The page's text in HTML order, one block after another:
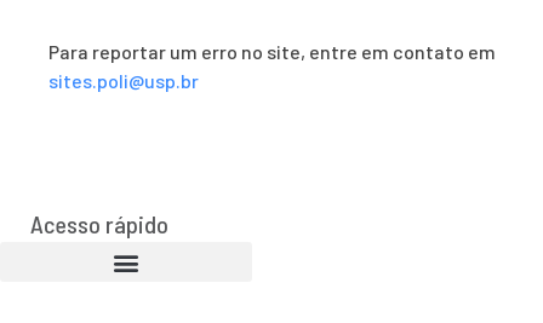
Para reportar um erro no site, entre em contato em
sites.poli@usp.br
Acesso rápido